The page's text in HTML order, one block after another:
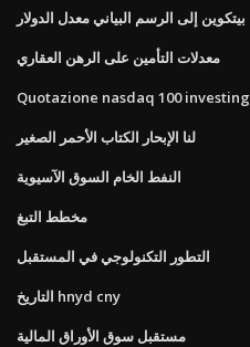
بيتكوين إلى الرسم البياني معدل الدولار
معدلات التأمين على الرهن العقاري
Quotazione nasdaq 100 investing
لنا الإبحار الكتاب الأحمر الصغير
النفط الخام السوق الآسيوية
مخطط التبغ
التطور التكنولوجي في المستقبل
التاريخ hnyd cny
مستقبل سوق الأوراق المالية